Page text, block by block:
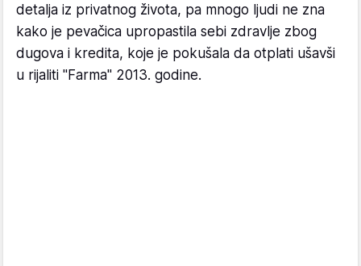
detalja iz privatnog života, pa mnogo ljudi ne zna
kako je pevačica upropastila sebi zdravlje zbog
dugova i kredita, koje je pokušala da otplati ušavši
u rijaliti "Farma" 2013. godine.